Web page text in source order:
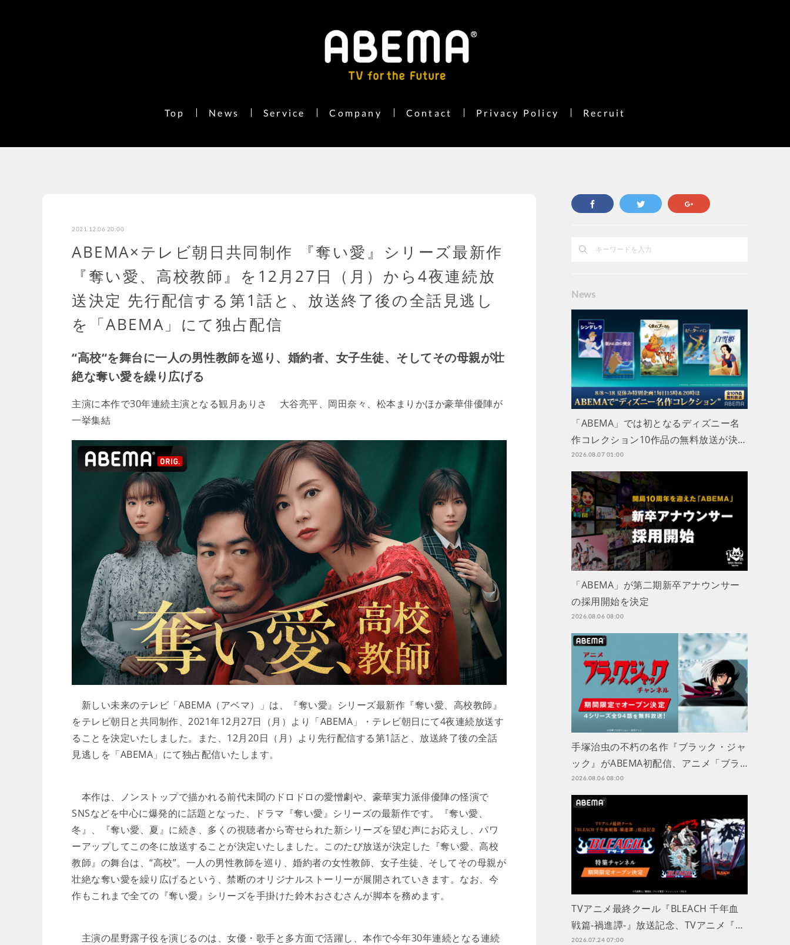
Top News Service Company Contact Privacy Policy Recruit
2021.12.06 20:00
ABEMA×テレビ朝日共同制作 『奪い愛』シリーズ最新作
『奪い愛、高校教師』を12月27日（月）から4夜連続放
送決定 先行配信する第1話と、放送終了後の全話見逃し
を「ABEMA」にて独占配信
“高校“を舞台に一人の男性教師を巡り、婚約者、女子生徒、そしてその母親が壮
絶な奪い愛を繰り広げる
主演に本作で30年連続主演となる観月ありさ 大谷亮平、岡田奈々、松本まりかほか豪華俳優陣が
一挙集結
新しい未来のテレビ「ABEMA（アベマ）」は、『奪い愛』シリーズ最新作『奪い愛、高校教師』
をテレビ朝日と共同制作、2021年12月27日（月）より「ABEMA」・テレビ朝日にて4夜連続放送す
ることを決定いたしました。また、12月20日（月）より先行配信する第1話と、放送終了後の全話
見逃しを「ABEMA」にて独占配信いたします。
本作は、ノンストップで描かれる前代未聞のドロドロの愛憎劇や、豪華実力派俳優陣の怪演で
SNSなどを中心に爆発的に話題となった、ドラマ『奪い愛』シリーズの最新作です。『奪い愛、
冬』、『奪い愛、夏』に続き、多くの視聴者から寄せられた新シリーズを望む声にお応えし、パワ
ーアップしてこの冬に放送することが決定いたしました。このたび放送が決定した『奪い愛、高校
教師』の舞台は、“高校”。一人の男性教師を巡り、婚約者の女性教師、女子生徒、そしてその母親が
壮絶な奪い愛を繰り広げるという、禁断のオリジナルストーリーが展開されていきます。なお、今
作もこれまで全ての『奪い愛』シリーズを手掛けた鈴木おさむさんが脚本を務めます。
主演の星野露子役を演じるのは、女優・歌手と多方面で活躍し、本作で今年30年連続となる連続
News
「ABEMA」では初となるディズニー名
作コレクション10作品の無料放送が決…
2026.08.07 01:00
「ABEMA」が第二期新卒アナウンサー
の採用開始を決定
2026.08.06 08:00
手塚治虫の不朽の名作『ブラック・ジャ
ック』がABEMA初配信、アニメ「ブラ…
2026.08.06 08:00
TVアニメ最終クール『BLEACH 千年血
戦篇-禍進譚-』放送記念、TVアニメ『…
2026.07.24 07:00